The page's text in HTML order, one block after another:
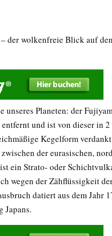
der wolkenfreie Blick auf
unseres Planeten: der
und ist von dieser in
Kegelform
der eurasischen,
ein Strato- oder
wegen der Zähflüssigkeit
datiert aus dem Jahr
Japans.